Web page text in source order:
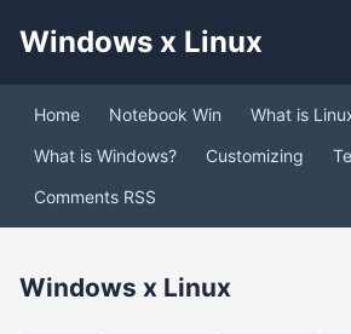
Windows x Linux
Home Notebook Win What is
What is Windows?
Customizing
Comments RSS
Windows x Linux